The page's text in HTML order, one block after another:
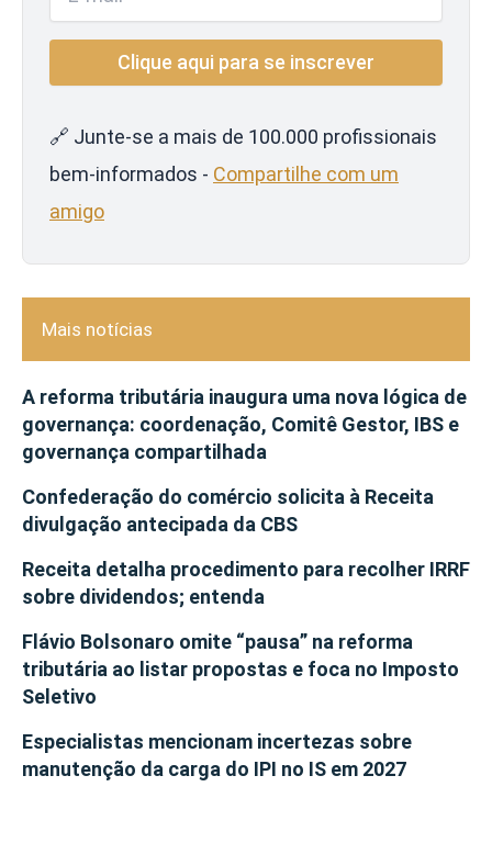
🔗 Junte-se a mais de 100.000 profissionais
bem-informados - Compartilhe com um
amigo
Mais notícias
A reforma tributária inaugura uma nova lógica de
governança: coordenação, Comitê Gestor, IBS e
governança compartilhada
Confederação do comércio solicita à Receita
divulgação antecipada da CBS
Receita detalha procedimento para recolher IRRF
sobre dividendos; entenda
Flávio Bolsonaro omite “pausa” na reforma
tributária ao listar propostas e foca no Imposto
Seletivo
Especialistas mencionam incertezas sobre
manutenção da carga do IPI no IS em 2027